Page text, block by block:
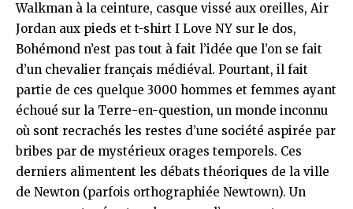
Walkman à la ceinture, casque vissé aux oreilles, Air
Jordan aux pieds et t-shirt I Love NY sur le dos,
Bohémond n’est pas tout à fait l’idée que l’on se fait
d’un chevalier français médiéval. Pourtant, il fait
partie de ces quelque 3000 hommes et femmes ayant
échoué sur la Terre-en-question, un monde inconnu
où sont recrachés les restes d’une société aspirée par
bribes par de mystérieux orages temporels. Ces
derniers alimentent les débats théoriques de la ville
de Newton (parfois orthographiée Newtown). Un